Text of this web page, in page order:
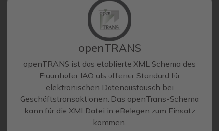
openTRANS
openTRANS ist das etablierte XML Schema des
Fraunhofer IAO als offener Standard für
elektronischen Datenaustausch bei
Geschäftstransaktionen. Das openTrans-Schema
kann für die XMLDatei in eBelegen zum Einsatz
kommen.